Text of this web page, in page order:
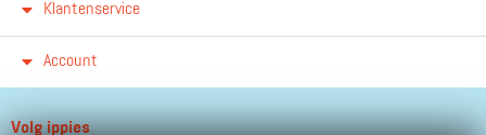
Klantenservice
Account
Volg ippies